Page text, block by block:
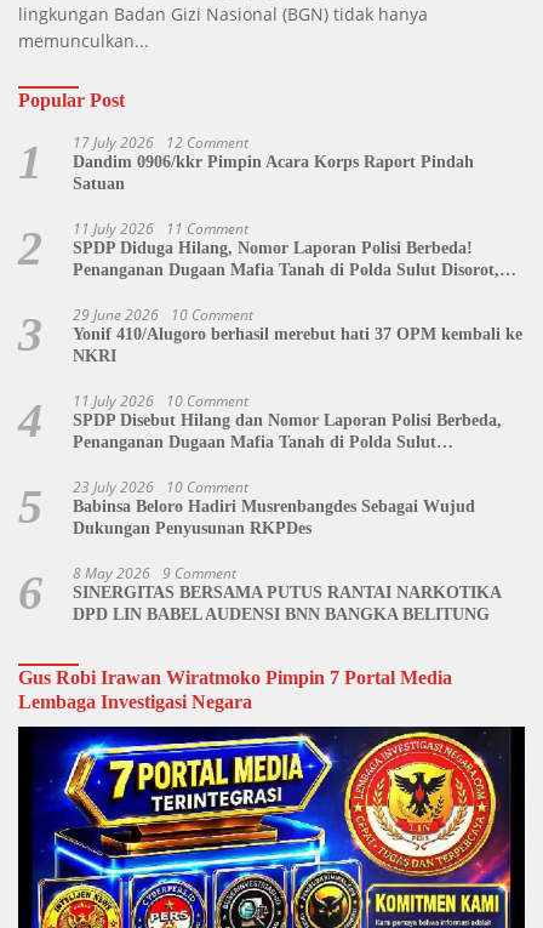
lingkungan Badan Gizi Nasional (BGN) tidak hanya
memunculkan...
Popular Post
1 17 July 2026 12 Comment
Dandim 0906/kkr Pimpin Acara Korps Raport Pindah
Satuan
2 11 July 2026 11 Comment
SPDP Diduga Hilang, Nomor Laporan Polisi Berbeda!
Penanganan Dugaan Mafia Tanah di Polda Sulut Disorot,
3 29 June 2026 10 Comment
Yonif 410/Alugoro berhasil merebut hati 37 OPM kembali ke
NKRI
4 11 July 2026 10 Comment
SPDP Disebut Hilang dan Nomor Laporan Polisi Berbeda,
Penanganan Dugaan Mafia Tanah di Polda Sulut
5 23 July 2026 10 Comment
Babinsa Beloro Hadiri Musrenbangdes Sebagai Wujud
Dukungan Penyusunan RKPDes
6 8 May 2026 9 Comment
SINERGITAS BERSAMA PUTUS RANTAI NARKOTIKA
DPD LIN BABEL AUDENSI BNN BANGKA BELITUNG
Gus Robi Irawan Wiratmoko Pimpin 7 Portal Media
Lembaga Investigasi Negara
Video
Player